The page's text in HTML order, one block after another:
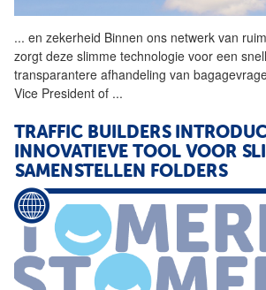
... en zekerheid Binnen ons netwerk van
zorgt deze slimme technologie voor een
transparantere afhandeling van
Vice President of ...
TRAFFIC BUILDERS
INNOVATIEVE TOOL VOOR
SAMENSTELLEN FOLDERS